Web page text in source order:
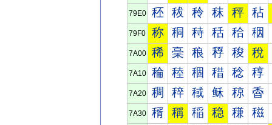
79E0 秠 秡 秢 秣 秤 秥
79F0 称 秱 秲 秳 秴 秵
7A00 稀 稁 稂 稃 稄 稅
7A10 稐 稑 稒 稓 稔 稕
7A20 稠 稡 稢 稣 稤 稥
7A30 稰 稱 稲 稳 稴 稵